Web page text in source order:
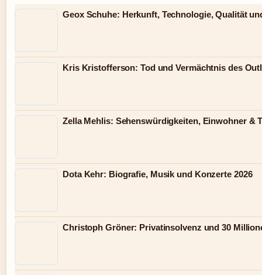
Geox Schuhe: Herkunft, Technologie, Qualität
Kris Kristofferson: Tod und Vermächtnis des
Zella Mehlis: Sehenswürdigkeiten, Einwohner &
Dota Kehr: Biografie, Musik und Konzerte 2026
Christoph Gröner: Privatinsolvenz und 30